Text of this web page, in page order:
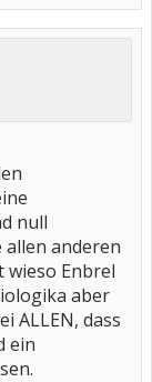
null
allen anderen
wieso Enbrel
aber
ALLEN, dass
ein